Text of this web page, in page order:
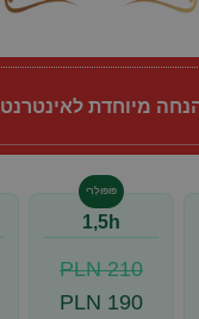
מיוחדת לאינטרנט
פּוֹפּוּלָרִי
1,5h
210 PLN
190 PLN